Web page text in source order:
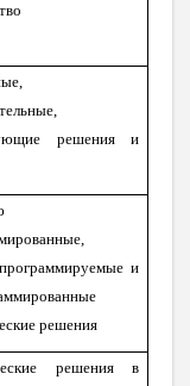
решения и
и
решения
решения в